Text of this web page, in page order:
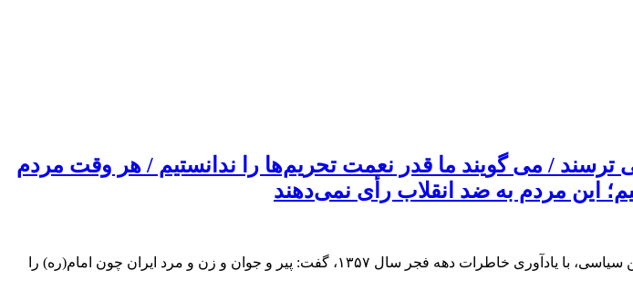
/ می گویند ما قدر نعمت تحریم‌ها را ندانستیم / هر وقت مردم
این مردم به ضد انقلاب رأی نمی‌دهند
رئیس مجمع تشخیص مصلحت نظام در دیدار جمعی از اعضای جمعیت جوانان انقلاب اسلامی و فعالین سیاسی، با یادآوری خاطرات دهه فجر سال ۱۳۵۷، گفت: پیر و جوان و زن و مرد ایران چون امام(ره) را